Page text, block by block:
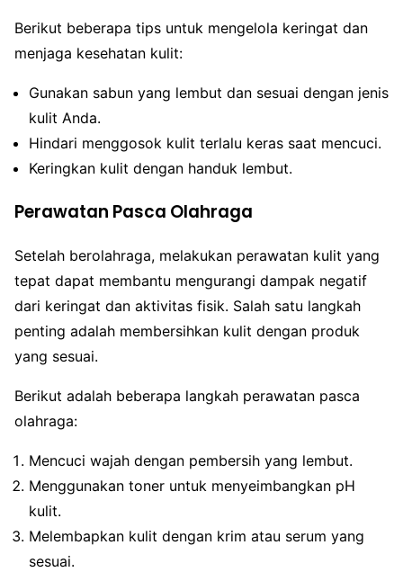
Berikut beberapa tips untuk mengelola keringat dan
menjaga kesehatan kulit:
Gunakan sabun yang lembut dan sesuai dengan jenis
kulit Anda.
Hindari menggosok kulit terlalu keras saat mencuci.
Keringkan kulit dengan handuk lembut.
Perawatan Pasca Olahraga
Setelah berolahraga, melakukan perawatan kulit yang
tepat dapat membantu mengurangi dampak negatif
dari keringat dan aktivitas fisik. Salah satu langkah
penting adalah membersihkan kulit dengan produk
yang sesuai.
Berikut adalah beberapa langkah perawatan pasca
olahraga:
Mencuci wajah dengan pembersih yang lembut.
Menggunakan toner untuk menyeimbangkan pH
kulit.
Melembapkan kulit dengan krim atau serum yang
sesuai.